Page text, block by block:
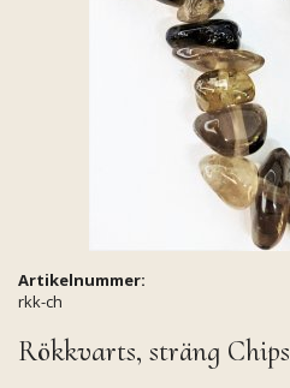
Artikelnummer:
rkk-ch
Rökkvarts, sträng Chips